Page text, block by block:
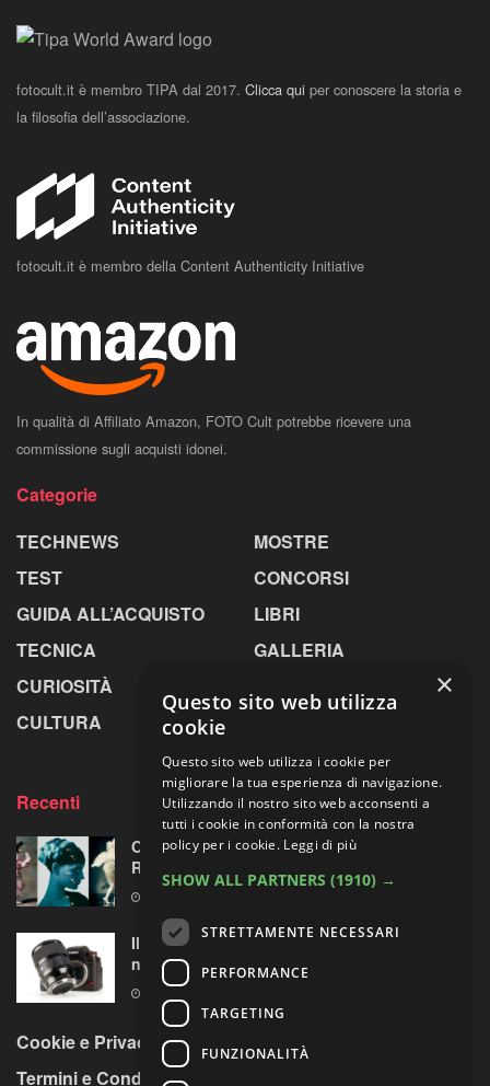
fotocult.it è membro TIPA dal 2017. Clicca qui per conoscere la storia e
la filosofia dell’associazione.
fotocult.it è membro della Content Authenticity Initiative
In qualità di Affiliato Amazon, FOTO Cult potrebbe ricevere una
commissione sugli acquisti idonei.
Categorie
TECHNEWS
TEST
GUIDA ALL’ACQUISTO
TECNICA
CURIOSITÀ
CULTURA
MOSTRE
CONCORSI
LIBRI
GALLERIA
Recenti
Omaggio al laboratorio alchemico di Paolo
Roversi
Il test del Sigma Art 35mm F1.4 DG II: una
nuova pietra miliare
Cookie e Privacy Policy
Termini e Condizioni
×
Questo sito web utilizza
cookie
Questo sito web utilizza i cookie per
migliorare la tua esperienza di navigazione.
Utilizzando il nostro sito web acconsenti a
tutti i cookie in conformità con la nostra
policy per i cookie. Leggi di più
SHOW ALL PARTNERS (1910) →
STRETTAMENTE NECESSARI
PERFORMANCE
TARGETING
FUNZIONALITÀ